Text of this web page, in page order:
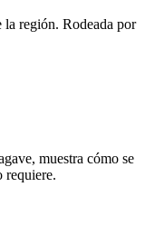
región. Rodeada por
muestra cómo se
requiere.